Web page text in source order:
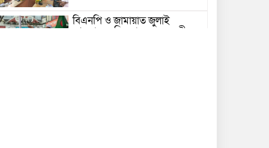
বিএনপি ও জামায়াত জুলাই
আন্দোলনে ছিল না: ফয়জুল করীম